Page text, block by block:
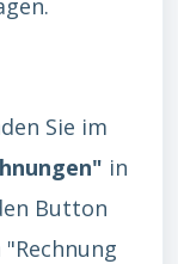
Sie im
in
Button